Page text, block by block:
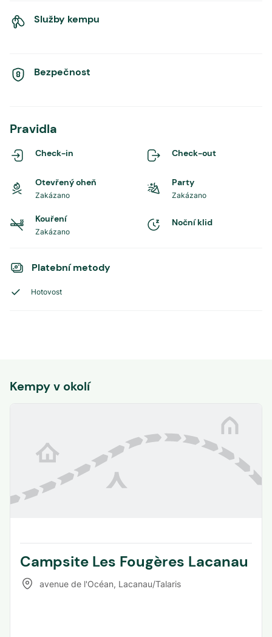
Služby kempu
Bezpečnost
Pravidla
Check-in Check-out
Otevřený oheň
Zakázano
Party
Zakázano
Kouření
Zakázano
Noční klid
Platební metody
Hotovost
Kempy v okolí
Campsite Les Fougères Lacanau
avenue de l'Océan, Lacanau/Talaris